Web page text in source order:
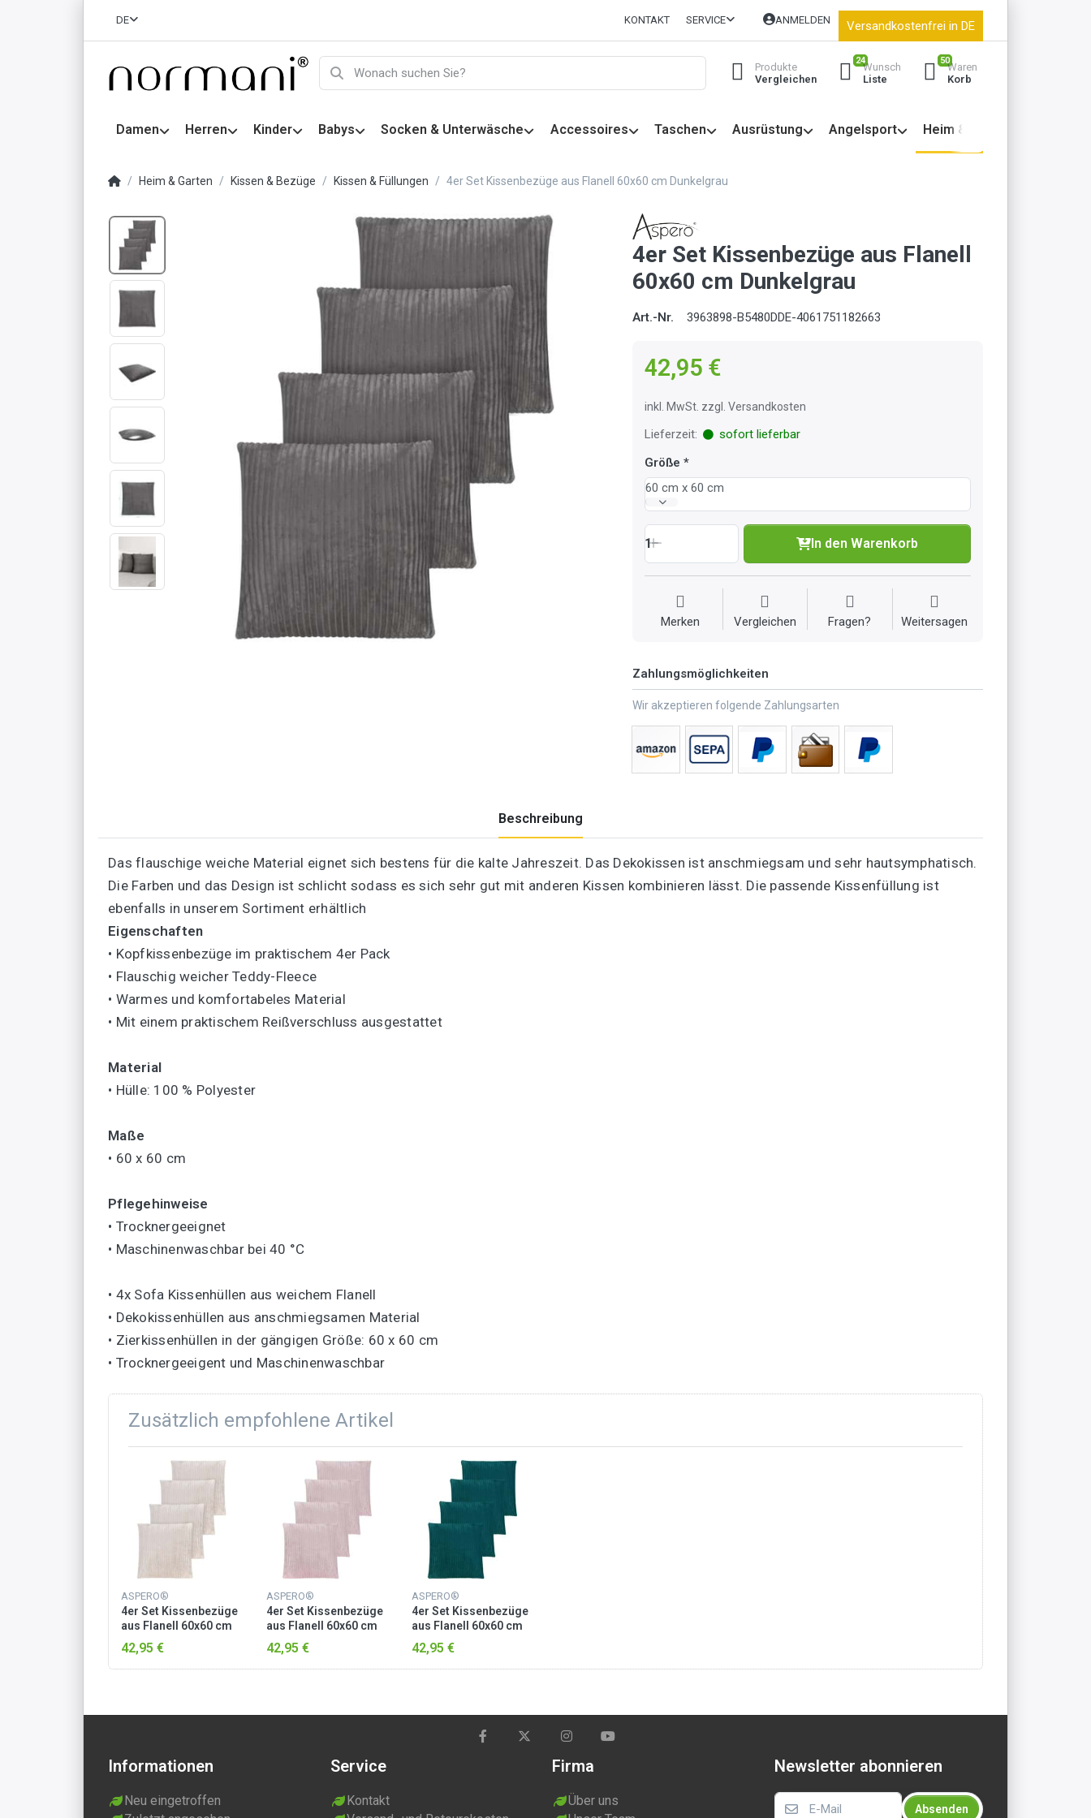
DE KONTAKT SERVICE ANMELDEN Versandkostenfrei in DE
Produkte
Vergleichen
24
Wunsch
Liste
50
Waren
Korb
Damen Herren Kinder Babys Socken & Unterwäsche Accessoires Taschen Ausrüstung Angelsport Heim & Garten
Heim & Garten Kissen & Bezüge Kissen & Füllungen 4er Set Kissenbezüge aus Flanell 60x60 cm Dunkelgrau
4er Set Kissenbezüge aus Flanell
60x60 cm Dunkelgrau
Art.-Nr. 3963898-B5480DDE-4061751182663
42,95 €
inkl. MwSt. zzgl. Versandkosten
Lieferzeit:
sofort lieferbar
Größe
60 cm x 60 cm
1 In den Warenkorb
Merken Vergleichen Fragen? Weitersagen
Zahlungsmöglichkeiten
Wir akzeptieren folgende Zahlungsarten
Beschreibung
Das flauschige weiche Material eignet sich bestens für die kalte Jahreszeit. Das Dekokissen ist anschmiegsam und sehr hautsymphatisch.
Die Farben und das Design ist schlicht sodass es sich sehr gut mit anderen Kissen kombinieren lässt. Die passende Kissenfüllung ist
ebenfalls in unserem Sortiment erhältlich
Eigenschaften
• Kopfkissenbezüge im praktischem 4er Pack
• Flauschig weicher Teddy-Fleece
• Warmes und komfortabeles Material
• Mit einem praktischem Reißverschluss ausgestattet
Material
• Hülle: 100 % Polyester
Maße
• 60 x 60 cm
Pflegehinweise
• Trocknergeeignet
• Maschinenwaschbar bei 40 °C
• 4x Sofa Kissenhüllen aus weichem Flanell
• Dekokissenhüllen aus anschmiegsamen Material
• Zierkissenhüllen in der gängigen Größe: 60 x 60 cm
• Trocknergeeigent und Maschinenwaschbar
Zusätzlich empfohlene Artikel
ASPERO®
4er Set Kissenbezüge
aus Flanell 60x60 cm
Taupe
42,95 €
ASPERO®
4er Set Kissenbezüge
aus Flanell 60x60 cm
Rosa
42,95 €
ASPERO®
4er Set Kissenbezüge
aus Flanell 60x60 cm
Petrol
42,95 €
Informationen
Neu eingetroffen
Service
Kontakt
Firma
Über uns
Newsletter abonnieren
Absenden